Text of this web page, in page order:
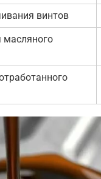
винтов
масляного